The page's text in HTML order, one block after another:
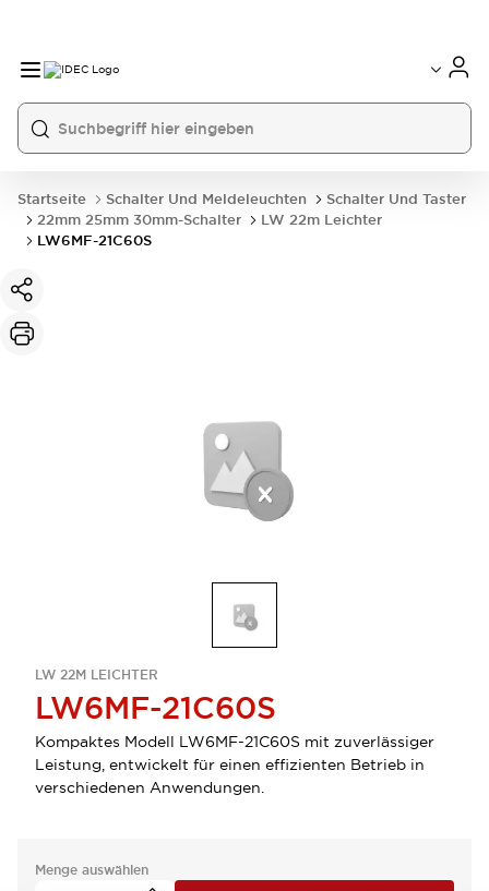
Startseite Schalter Und Meldeleuchten
Schalter Und Taster
22mm 25mm 30mm-Schalter
LW 22m Leichter
LW6MF-21C60S
LW 22M LEICHTER
LW6MF-21C60S
Kompaktes Modell LW6MF-21C60S mit zuverlässiger
Leistung, entwickelt für einen effizienten Betrieb in
verschiedenen Anwendungen.
Menge auswählen